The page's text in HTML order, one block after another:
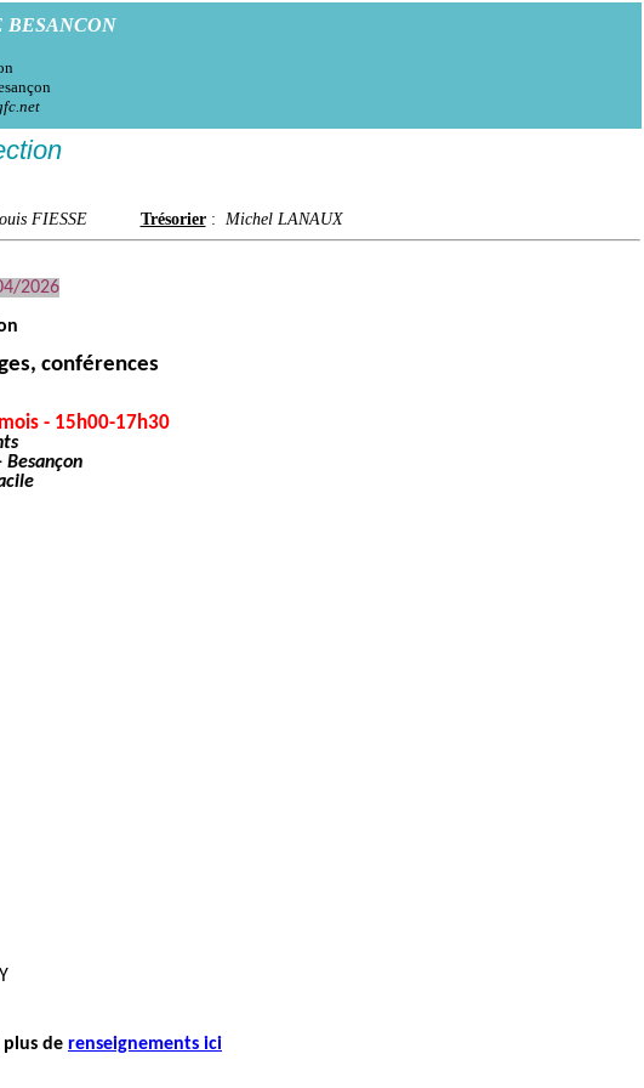
BESANCON
FIESSE Trésorier: Michel LANAUX